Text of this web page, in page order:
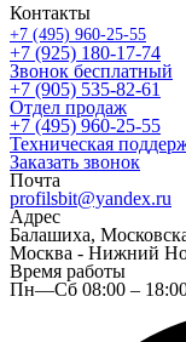
Контакты
+7 (495) 960-25-55
+7 (925) 180-17-74
Звонок бесплатный
+7 (905) 535-82-61
Отдел продаж
+7 (495) 960-25-55
Техническая
Заказать звонок
Почта
profilsbit@yandex.ru
Адрес
Балашиха,
Москва - Нижний
Время работы
Пн—Сб 08:00 –